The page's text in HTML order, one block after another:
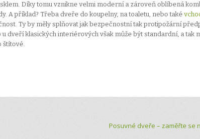
Díky tomu vznikne velmi moderní a zároveň oblíbená
A příklad? Třeba dveře do koupelny, na toaletu, nebo také
Ty by měly splňovat jak bezpečnostní tak protipožární
dveří klasických interiérových však může být standardní, a tak
štítové.
Posuvné dveře – zaměřte se